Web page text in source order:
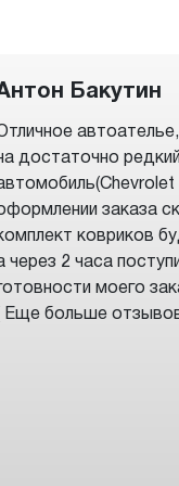
Бакутин
достаточно редкий
заказа
ковриков
через 2 часа
моего
Еще больше